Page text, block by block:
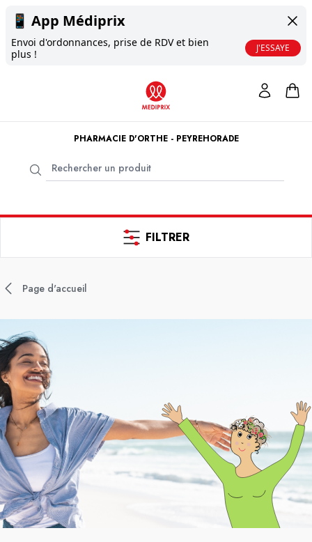
📱 App Médiprix
Envoi d'ordonnances, prise de RDV et bien
plus !
J'ESSAYE
PHARMACIE D'ORTHE - PEYREHORADE
FILTRER
Page d'accueil